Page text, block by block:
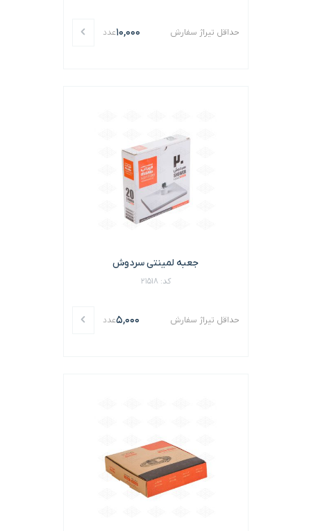
حداقل تیراژ سفارش 10,000عدد
جعبه لمینتی سردوش
کد: 21518
حداقل تیراژ سفارش 5,000عدد